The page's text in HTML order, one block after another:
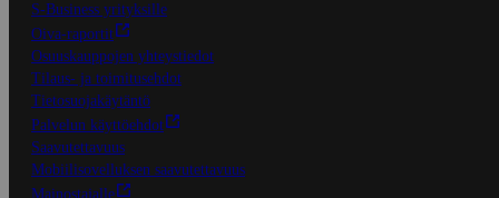
S-Business yrityksille
Oiva-raportit
Osuuskauppojen yhteystiedot
Tilaus- ja toimitusehdot
Tietosuojakäytäntö
Palvelun käyttöehdot
Saavutettavuus
Mobiilisovelluksen saavutettavuus
Mainostajalle